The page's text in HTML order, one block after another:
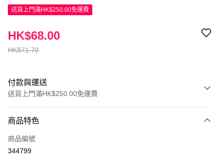
送貨上門滿HK$250.00免運費
HK$71.70
HK$68.00
付款與運送
送貨上門滿HK$250.00免運費
信用卡
Apple Pay
商品特色
商品編號
344799